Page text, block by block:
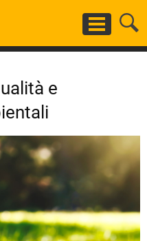
e